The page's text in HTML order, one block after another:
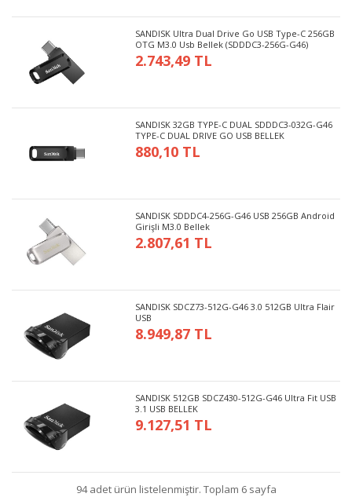
SANDISK Ultra Dual Drive Go USB Type-C 256GB
OTG M3.0 Usb Bellek (SDDDC3-256G-G46)
2.743,49 TL
SANDISK 32GB TYPE-C DUAL SDDDC3-032G-G46
TYPE-C DUAL DRIVE GO USB BELLEK
880,10 TL
SANDISK SDDDC4-256G-G46 USB 256GB Android
Girişli M3.0 Bellek
2.807,61 TL
SANDISK SDCZ73-512G-G46 3.0 512GB Ultra Flair
USB
8.949,87 TL
SANDISK 512GB SDCZ430-512G-G46 Ultra Fit USB
3.1 USB BELLEK
9.127,51 TL
94 adet ürün listelenmiştir. Toplam 6 sayfa